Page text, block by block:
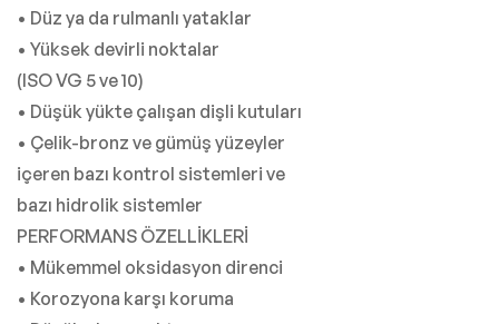
• Düz ya da rulmanlı yataklar
• Yüksek devirli noktalar
(ISO VG 5 ve 10)
• Düşük yükte çalışan dişli kutuları
• Çelik-bronz ve gümüş yüzeyler
içeren bazı kontrol sistemleri ve
bazı hidrolik sistemler
PERFORMANS ÖZELLİKLERİ
• Mükemmel oksidasyon direnci
• Korozyona karşı koruma